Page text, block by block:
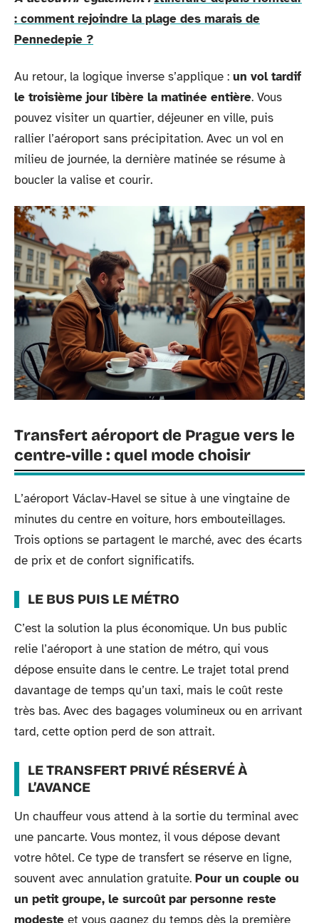
: comment rejoindre la plage des marais de
Pennedepie ?
Au retour, la logique inverse s’applique : un vol tardif
le troisième jour libère la matinée entière. Vous
pouvez visiter un quartier, déjeuner en ville, puis
rallier l’aéroport sans précipitation. Avec un vol en
milieu de journée, la dernière matinée se résume à
boucler la valise et courir.
Transfert aéroport de Prague vers le
centre-ville : quel mode choisir
L’aéroport Václav-Havel se situe à une vingtaine de
minutes du centre en voiture, hors embouteillages.
Trois options se partagent le marché, avec des écarts
de prix et de confort significatifs.
LE BUS PUIS LE MÉTRO
C’est la solution la plus économique. Un bus public
relie l’aéroport à une station de métro, qui vous
dépose ensuite dans le centre. Le trajet total prend
davantage de temps qu’un taxi, mais le coût reste
très bas. Avec des bagages volumineux ou en arrivant
tard, cette option perd de son attrait.
LE TRANSFERT PRIVÉ RÉSERVÉ À
L’AVANCE
Un chauffeur vous attend à la sortie du terminal avec
une pancarte. Vous montez, il vous dépose devant
votre hôtel. Ce type de transfert se réserve en ligne,
souvent avec annulation gratuite. Pour un couple ou
un petit groupe, le surcoût par personne reste
modeste et vous gagnez du temps dès la première